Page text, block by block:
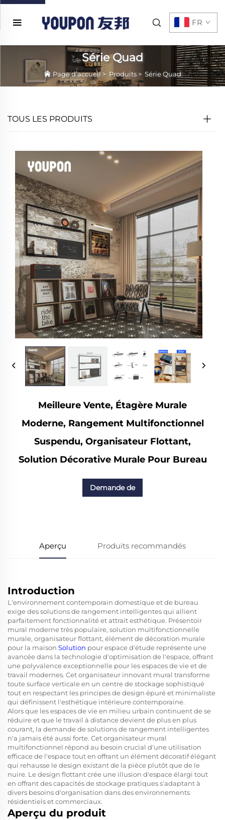
FR
Série Quad
Page d’accueil> Produits > Série Quad
TOUS LES PRODUITS
Meilleure Vente, Étagère Murale
Moderne, Rangement Multifonctionnel
Suspendu, Organisateur Flottant,
Solution Décorative Murale Pour Bureau
Demande de
Aperçu Produits recommandés
Introduction
L'environnement contemporain domestique et de bureau
exige des solutions de rangement intelligentes qui allient
parfaitement fonctionnalité et attrait esthétique. Présentoir
mural moderne très populaire, solution multifonctionnelle
murale, organisateur flottant, élément de décoration murale
pour la maison Solution pour espace d'étude représente une
avancée dans la technologie d'optimisation de l'espace, offrant
une polyvalence exceptionnelle pour les espaces de vie et de
travail modernes. Cet organisateur innovant mural transforme
toute surface verticale en un centre de stockage sophistiqué
tout en respectant les principes de design épuré et minimaliste
qui définissent l'esthétique intérieure contemporaine.
Alors que les espaces de vie en milieu urbain continuent de se
réduire et que le travail à distance devient de plus en plus
courant, la demande de solutions de rangement intelligentes
n'a jamais été aussi forte. Cet organisateur mural
multifonctionnel répond au besoin crucial d'une utilisation
efficace de l'espace tout en offrant un élément décoratif élégant
qui rehausse le design existant de la pièce plutôt que de le
nuire. Le design flottant crée une illusion d'espace élargi tout
en offrant des capacités de stockage pratiques s'adaptant à
divers besoins d'organisation dans des environnements
résidentiels et commerciaux.
Aperçu du produit